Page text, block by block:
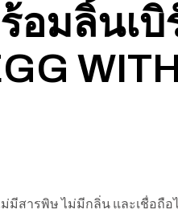
มลิ้นเบิ
มีสารพิษ ไม่มีกลิ่น และเชื่อถือ